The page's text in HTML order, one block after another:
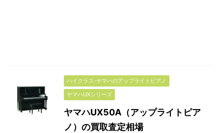
ハイクラス-ヤマハのアップライトピアノ
ヤマハUXシリーズ
ヤマハUX50A（アップライトピア
ノ）の買取査定相場